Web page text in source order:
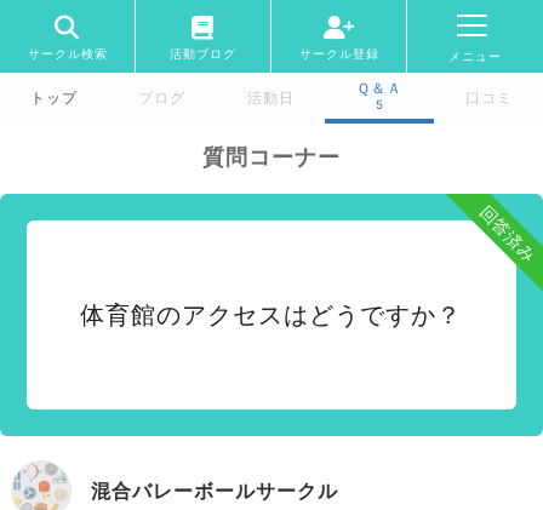
サークル検索 活動ブログ サークル登録 メニュー
トップ ブログ 活動日
Ｑ＆Ａ
5 口コミ
質問コーナー
回答済み
体育館のアクセスはどうですか？
混合バレーボールサークル